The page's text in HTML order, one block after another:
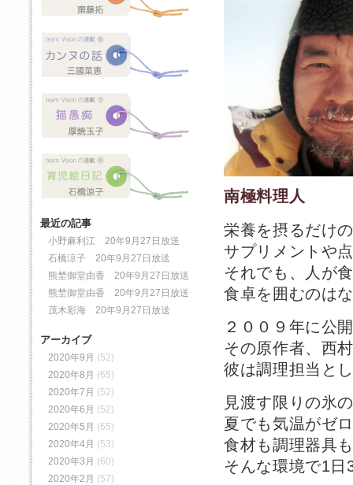
南極料理人
栄養を摂るだけ
サプリメントや
それでも、人が
食卓を囲むのは
２００９年に公
その原作者、西
彼は調理担当と
見渡す限りの氷
夏でも気温がゼ
食材も調理器具
そんな環境で1日
最近の記事
小野麻利江 20年9月27日放送
石橋涼子 20年9月27日放送
熊埜御堂由香 20年9月27日放送
熊埜御堂由香 20年9月27日放送
茂木彩海 20年9月27日放送
アーカイブ
2020年9月 (52)
2020年8月 (65)
2020年7月 (52)
2020年6月 (52)
2020年5月 (65)
2020年4月 (53)
2020年3月 (60)
2020年2月 (57)